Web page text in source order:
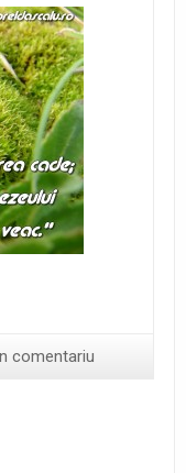
comentariu